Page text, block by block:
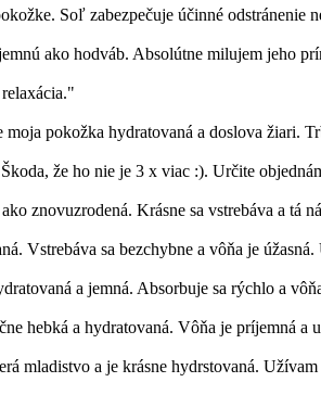
Soľ zabezpečuje účinné odstránenie
ako hodváb. Absolútne milujem jeho
pokožka hydratovaná a doslova žiari.
že ho nie je 3 x viac :). Určite
znovuzrodená. Krásne sa vstrebáva a tá
Vstrebáva sa bezchybne a vôňa je
a jemná. Absorbuje sa rýchlo a
hebká a hydratovaná. Vôňa je príjemná a
mladistvo a je krásne hydrstovaná.